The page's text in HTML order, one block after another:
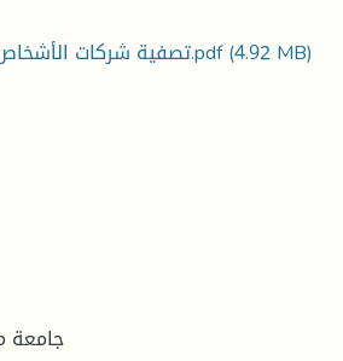
تصفية شركات الأشخاص في التشريع الجزائري.pdf(4.92 MB)
جامعة